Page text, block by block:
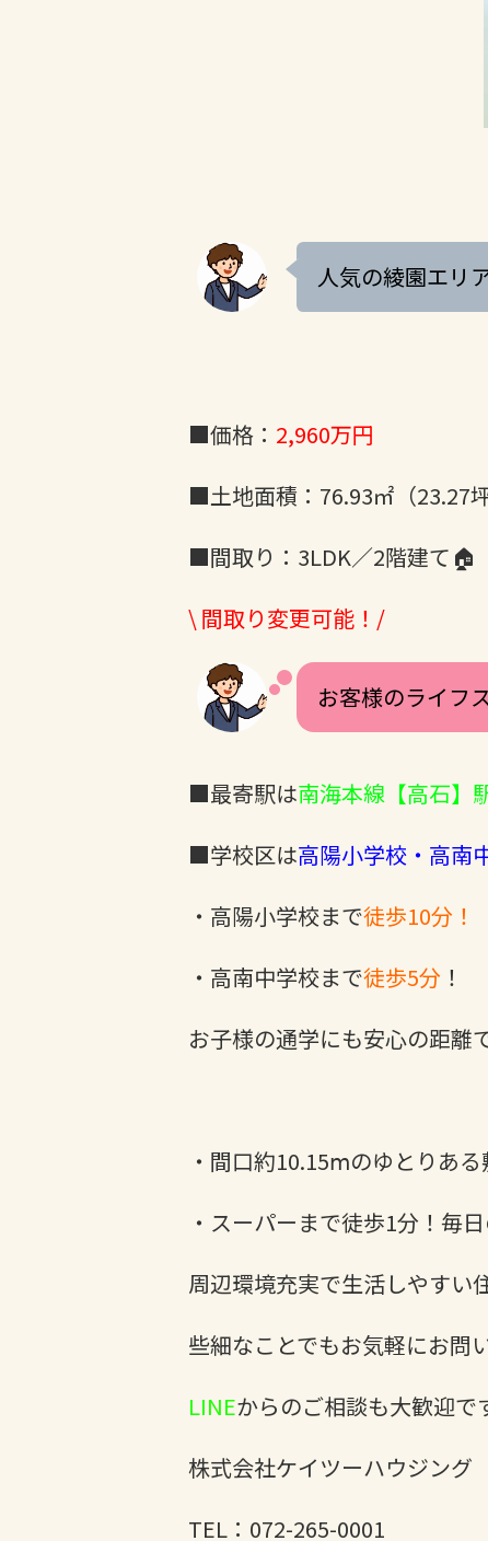
人気の綾園エリ
■価格： 2,960万円
■土地面積：76.93㎡（23.27坪
■間取り：3LDK／2階建て🏠
\ 間取り変更可能！/
お客様のライフ
■最寄駅は南海本線【高石】
■学校区は高陽小学校・高南
・高陽小学校まで徒歩10分！
・高南中学校まで徒歩5分 ！
お子様の通学にも安心の距離
・間口約10.15ⅿのゆとりあ
・スーパーまで徒歩1分！毎
周辺環境充実で生活しやすい
些細なことでもお気軽にお問
LINEからのご相談も大歓迎で
株式会社ケイツーハウジング
TEL：072-265-0001